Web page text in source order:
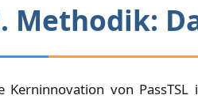
Methodik:
Kerninnovation von